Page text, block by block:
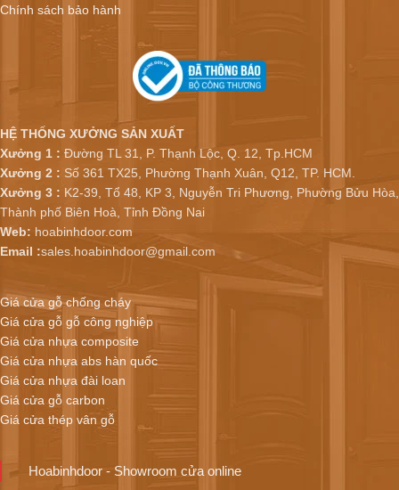
Chính sách bảo hành
HỆ THỐNG XƯỞNG SẢN XUẤT
Xưởng 1 : Đường TL 31, P. Thạnh Lộc, Q. 12, Tp.HCM
Xưởng 2 : Số 361 TX25, Phường Thạnh Xuân, Q12, TP. HCM.
Xưởng 3 : K2-39, Tổ 48, KP 3, Nguyễn Tri Phương, Phường Bửu Hòa,
Thành phố Biên Hoà, Tỉnh Đồng Nai
Web: hoabinhdoor.com
Email :sales.hoabinhdoor@gmail.com
Giá cửa gỗ chống cháy
Giá cửa gỗ gỗ công nghiệp
Giá cửa nhựa composite
Giá cửa nhựa abs hàn quốc
Giá cửa nhựa đài loan
Giá cửa gỗ carbon
Giá cửa thép vân gỗ
Hoabinhdoor - Showroom cửa online